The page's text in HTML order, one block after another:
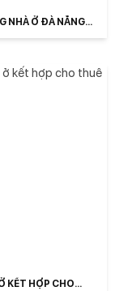
NHÀ Ở ĐÀ NẴNG
KẾT HỢP CHO